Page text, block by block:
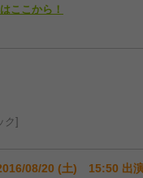
ここから！
ク
08/20 (土) 15:50 出